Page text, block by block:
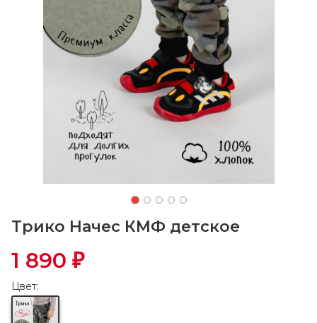
Трико Начес КМФ детское
1 890 ₽
Цвет: